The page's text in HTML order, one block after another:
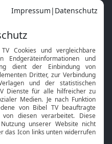
Mobile App
Smart TV
HbbTV
Bibelthek Online-Bibel
Nächster Gottesdienst
Service